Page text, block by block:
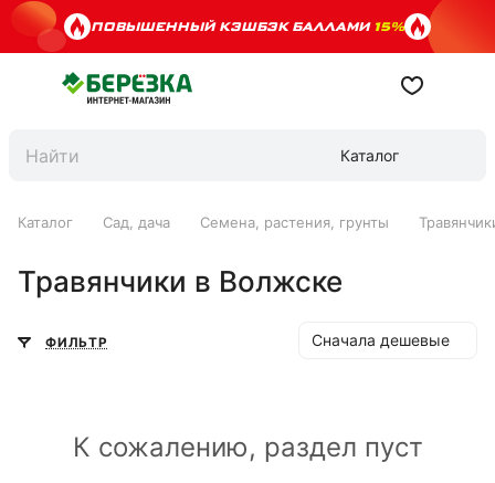
ПОВЫШЕННЫЙ КЭШБЭК БАЛЛАМИ15%
Каталог
Каталог Сад, дача Семена, растения, грунты
Травянчики в Волжске
ФИЛЬТР Сначала дешевые
К сожалению, раздел пуст